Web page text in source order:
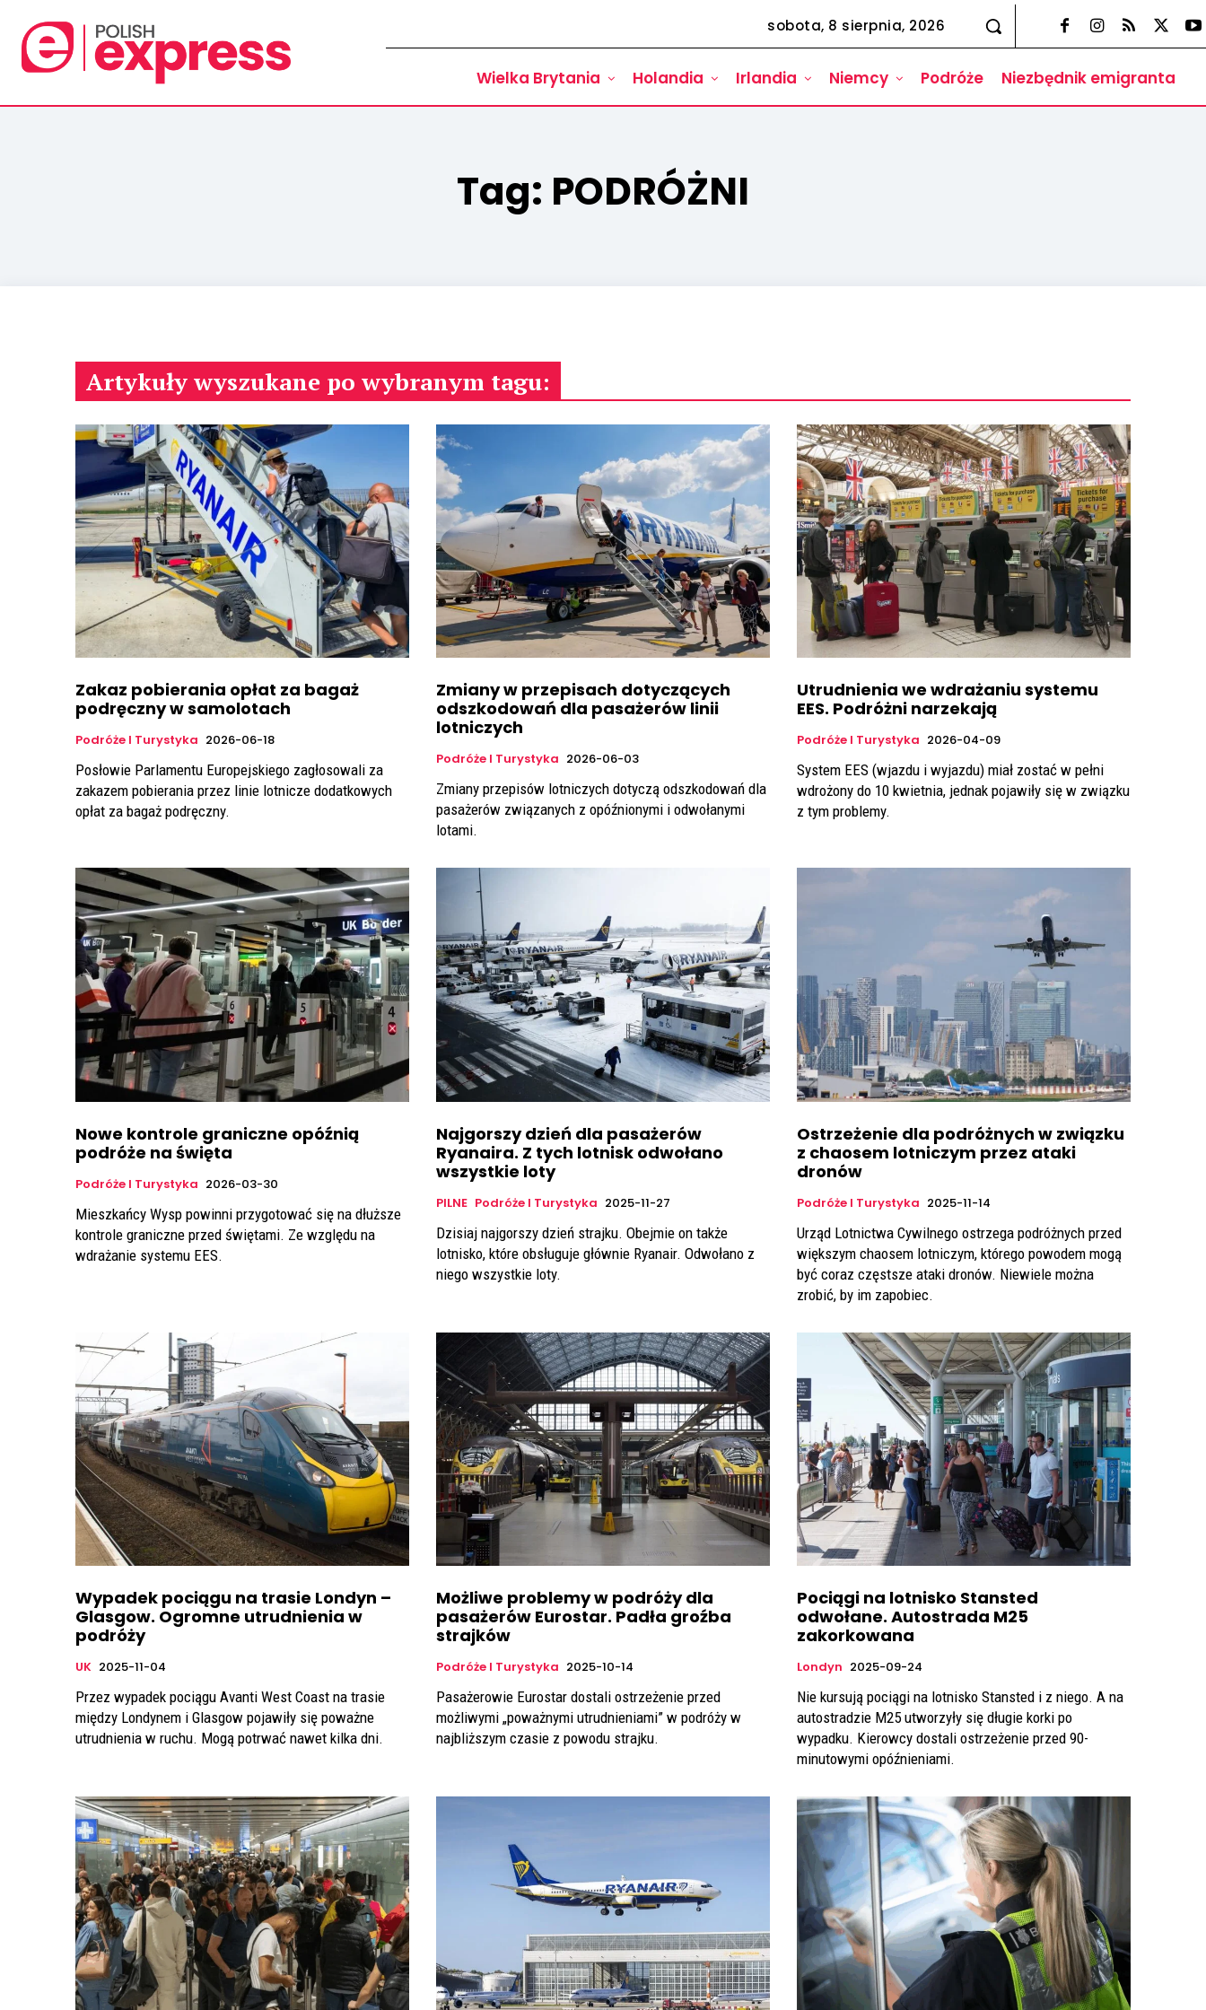
sobota, 8 sierpnia, 2026
Wielka Brytania Holandia Irlandia Niemcy Podróże Niezbędnik emigranta
Tag: PODRÓŻNI
Artykuły wyszukane po wybranym tagu:
Zakaz pobierania opłat za bagaż
podręczny w samolotach
Podróże I Turystyka 2026-06-18
Posłowie Parlamentu Europejskiego zagłosowali za
zakazem pobierania przez linie lotnicze dodatkowych
opłat za bagaż podręczny.
Zmiany w przepisach dotyczących
odszkodowań dla pasażerów linii
lotniczych
Podróże I Turystyka 2026-06-03
Zmiany przepisów lotniczych dotyczą odszkodowań dla
pasażerów związanych z opóźnionymi i odwołanymi
lotami.
Utrudnienia we wdrażaniu systemu
EES. Podróżni narzekają
Podróże I Turystyka 2026-04-09
System EES (wjazdu i wyjazdu) miał zostać w pełni
wdrożony do 10 kwietnia, jednak pojawiły się w związku
z tym problemy.
Nowe kontrole graniczne opóźnią
podróże na święta
Podróże I Turystyka 2026-03-30
Mieszkańcy Wysp powinni przygotować się na dłuższe
kontrole graniczne przed świętami. Ze względu na
wdrażanie systemu EES.
Najgorszy dzień dla pasażerów
Ryanaira. Z tych lotnisk odwołano
wszystkie loty
PILNE Podróże I Turystyka 2025-11-27
Dzisiaj najgorszy dzień strajku. Obejmie on także
lotnisko, które obsługuje głównie Ryanair. Odwołano z
niego wszystkie loty.
Ostrzeżenie dla podróżnych w związku
z chaosem lotniczym przez ataki
dronów
Podróże I Turystyka 2025-11-14
Urząd Lotnictwa Cywilnego ostrzega podróżnych przed
większym chaosem lotniczym, którego powodem mogą
być coraz częstsze ataki dronów. Niewiele można
zrobić, by im zapobiec.
Wypadek pociągu na trasie Londyn –
Glasgow. Ogromne utrudnienia w
podróży
UK 2025-11-04
Przez wypadek pociągu Avanti West Coast na trasie
między Londynem i Glasgow pojawiły się poważne
utrudnienia w ruchu. Mogą potrwać nawet kilka dni.
Możliwe problemy w podróży dla
pasażerów Eurostar. Padła groźba
strajków
Podróże I Turystyka 2025-10-14
Pasażerowie Eurostar dostali ostrzeżenie przed
możliwymi „poważnymi utrudnieniami” w podróży w
najbliższym czasie z powodu strajku.
Pociągi na lotnisko Stansted
odwołane. Autostrada M25
zakorkowana
Londyn 2025-09-24
Nie kursują pociągi na lotnisko Stansted i z niego. A na
autostradzie M25 utworzyły się długie korki po
wypadku. Kierowcy dostali ostrzeżenie przed 90-
minutowymi opóźnieniami.